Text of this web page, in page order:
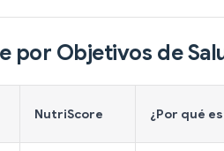
por Objetivos de
NutriScore ¿Por qué